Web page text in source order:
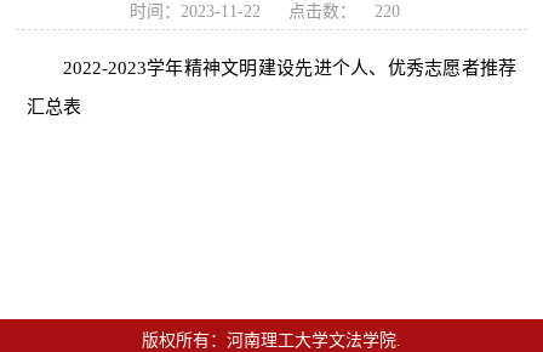
时间：2023-11-22 点击数： 220
2022-2023学年精神文明建设先进个人、优秀志愿者推荐
汇总表
版权所有：河南理工大学文法学院.